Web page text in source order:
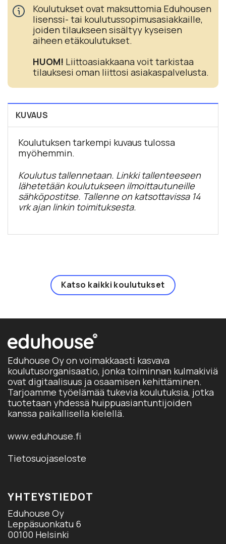
Koulutukset ovat maksuttomia Eduhousen
lisenssi- tai koulutussopimusasiakkaille,
joiden tilaukseen sisältyy kyseisen
aiheen etäkoulutukset.
HUOM! Liittoasiakkaana voit tarkistaa
tilauksesi oman liittosi asiakaspalvelusta.
KUVAUS
Koulutuksen tarkempi kuvaus tulossa
myöhemmin.
Koulutus tallennetaan. Linkki tallenteeseen
lähetetään koulutukseen ilmoittautuneille
sähköpostitse. Tallenne on katsottavissa 14
vrk ajan linkin toimituksesta.
Katso kaikki koulutukset
Eduhouse Oy on voimakkaasti kasvava
koulutusorganisaatio, jonka toiminnan kulmakiviä
ovat digitaalisuus ja osaamisen kehittäminen.
Tarjoamme työelämää tukevia koulutuksia, jotka
tuotetaan yhdessä huippuasiantuntijoiden
kanssa paikallisella kielellä.
www.eduhouse.fi
Tietosuojaseloste
YHTEYSTIEDOT
Eduhouse Oy
Leppäsuonkatu 6
00100 Helsinki